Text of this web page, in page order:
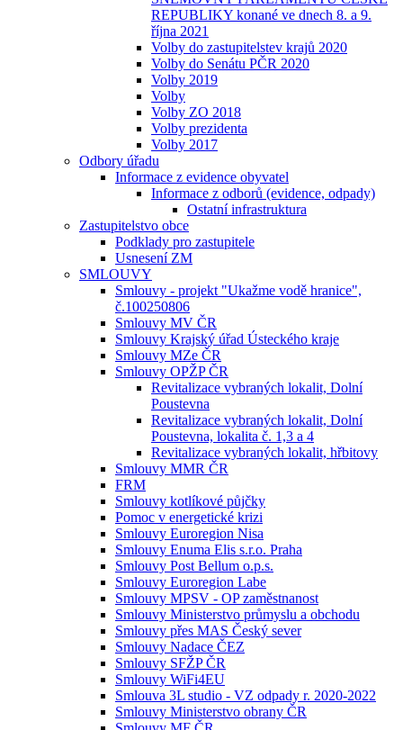
REPUBLIKY konané ve dnech 8. a 9.
října 2021
Volby do zastupitelstev krajů 2020
Volby do Senátu PČR 2020
Volby 2019
Volby
Volby ZO 2018
Volby prezidenta
Volby 2017
Odbory úřadu
Informace z evidence obyvatel
Informace z odborů (evidence, odpady)
Ostatní infrastruktura
Zastupitelstvo obce
Podklady pro zastupitele
Usnesení ZM
SMLOUVY
Smlouvy - projekt "Ukažme vodě hranice",
č.100250806
Smlouvy MV ČR
Smlouvy Krajský úřad Ústeckého kraje
Smlouvy MZe ČR
Smlouvy OPŽP ČR
Revitalizace vybraných lokalit, Dolní
Poustevna
Revitalizace vybraných lokalit, Dolní
Poustevna, lokalita č. 1,3 a 4
Revitalizace vybraných lokalit, hřbitovy
Smlouvy MMR ČR
FRM
Smlouvy kotlíkové půjčky
Pomoc v energetické krizi
Smlouvy Euroregion Nisa
Smlouvy Enuma Elis s.r.o. Praha
Smlouvy Post Bellum o.p.s.
Smlouvy Euroregion Labe
Smlouvy MPSV - OP zaměstnanost
Smlouvy Ministerstvo průmyslu a obchodu
Smlouvy přes MAS Český sever
Smlouvy Nadace ČEZ
Smlouvy SFŽP ČR
Smlouvy WiFi4EU
Smlouva 3L studio - VZ odpady r. 2020-2022
Smlouvy Ministerstvo obrany ČR